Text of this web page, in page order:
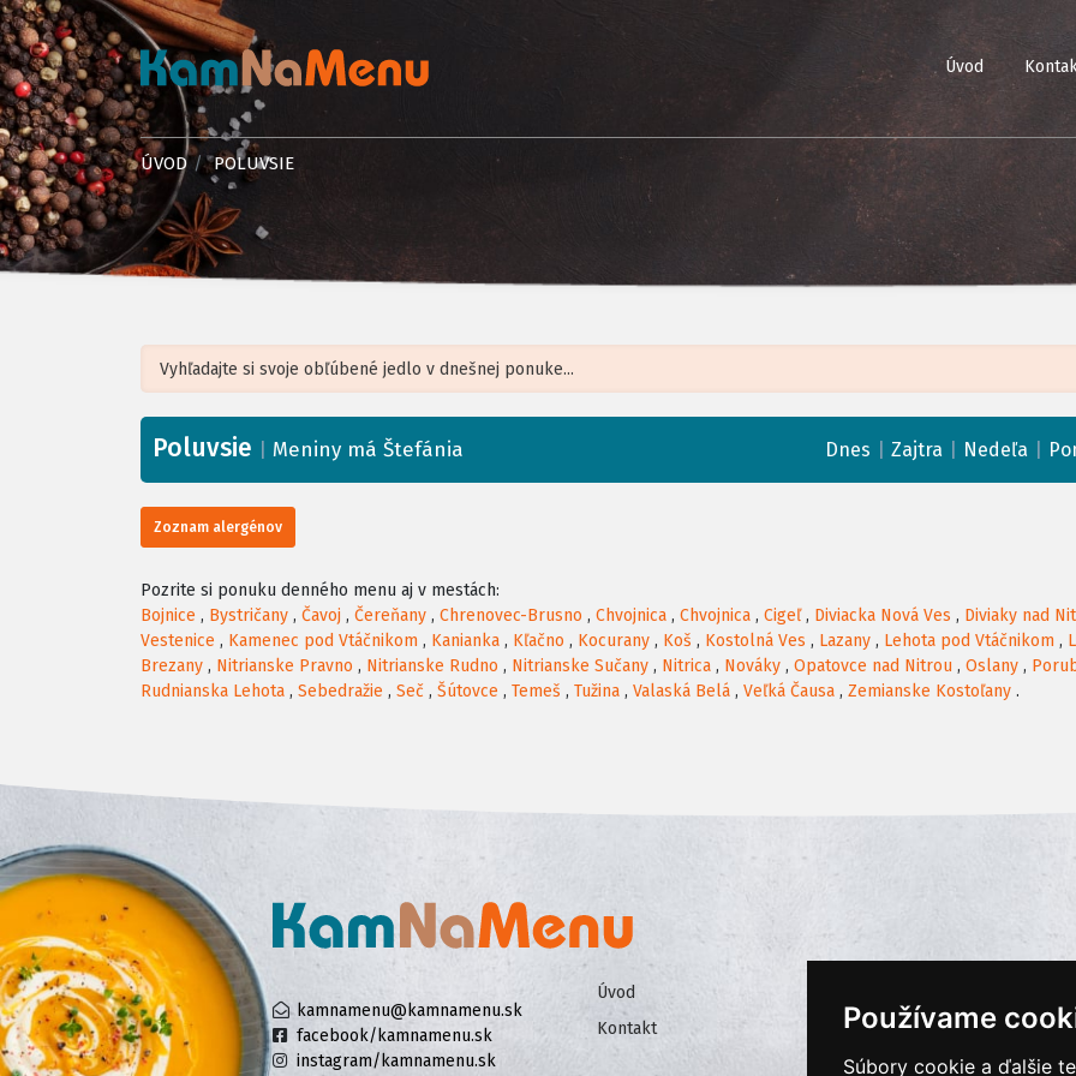
Používame
Súbory cookie a ďalšie
Úvod
ÚVOD POLUVSIE
+
−
Poluvsie Meniny má Štefánia Dnes Zajtra Nedeľa
Zoznam alergénov
Pozrite si ponuku denného menu aj v mestách:
Bojnice , Bystričany , Čavoj , Čereňany , Chrenovec-Brusno , Chvojnica , Chvojnica , Cigeľ, Diviacka Nová Ves , Diviaky nad
Vestenice , Kamenec pod Vtáčnikom , Kanianka , Kľačno , Kocurany , Koš , Kostolná Ves , Lazany , Lehota pod Vtáčnikom ,
Brezany , Nitrianske Pravno , Nitrianske Rudno , Nitrianske Sučany , Nitrica , Nováky , Opatovce nad Nitrou , Oslany ,
Rudnianska Lehota , Sebedražie , Seč , Šútovce , Temeš , Tužina , Valaská Belá , Veľká Čausa , Zemianske Kostoľany .
kamnamenu@kamnamenu.sk
facebook/kamnamenu.sk
instagram/kamnamenu.sk
Úvod
Kontakt
Ochrana osobných údajov
Cookies